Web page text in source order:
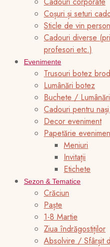
Coșuri și seturi
Sticle de vin
Cadouri diverse
profesori etc.)
Evenimente
Trusouri botez
Lumânări botez
Buchete /
Cadouri pentru
Decor eveniment
Papetărie
Meniuri
Invitații
Etichete
Sezon & Tematice
Crăciun
Paște
1-8 Martie
Ziua îndrăgostiților
Absolvire / Sfârșit